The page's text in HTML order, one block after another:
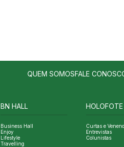
QUEM SOMOSFALE
BN HALL
Business Hall
Enjoy
Lifestyle
Travelling
HOLOFOTE
Curtas e
Entrevistas
Colunistas